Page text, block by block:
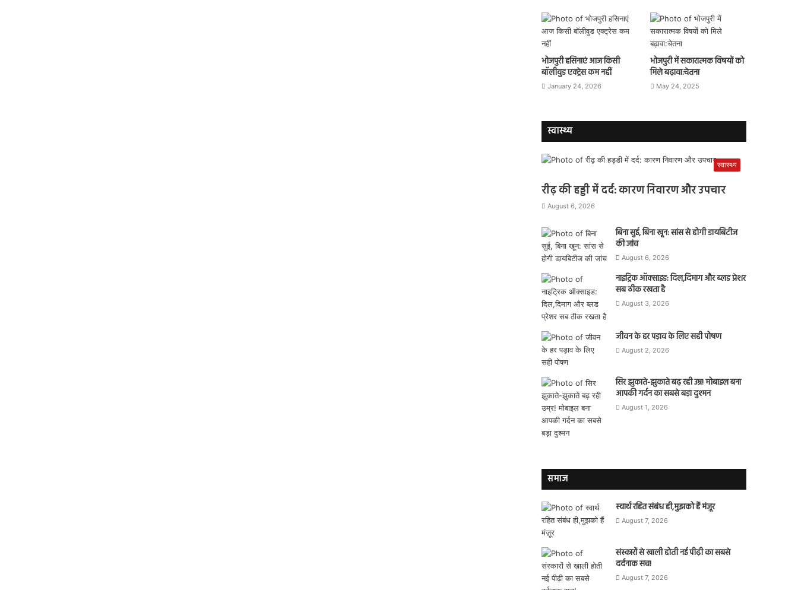
भोजपुरी हसिनाएं आज किसी
बॉलीवुड एक्ट्रेस कम नहीं
January 24, 2026
भोजपुरी में सकारात्मक विषयों को
मिले बढ़ावा:चेतना
May 24, 2025
स्वास्थ्य
स्वास्थ्य
रीढ़ की हड्डी में दर्द: कारण निवारण और उपचार
August 6, 2026
बिना सुई, बिना खून: सांस से होगी डायबिटीज
की जांच
August 6, 2026
नाइट्रिक ऑक्साइड: दिल,दिमाग और ब्लड प्रेशर
सब ठीक रखता है
August 3, 2026
जीवन के हर पड़ाव के लिए सही पोषण
August 2, 2026
सिर झुकाते-झुकाते बढ़ रही उम्र! मोबाइल बना
आपकी गर्दन का सबसे बड़ा दुश्मन
August 1, 2026
समाज
स्वार्थ रहित संबंध ही,मुझको हैं मंज़ूर
August 7, 2026
संस्कारों से खाली होती नई पीढ़ी का सबसे
दर्दनाक सच!
August 7, 2026